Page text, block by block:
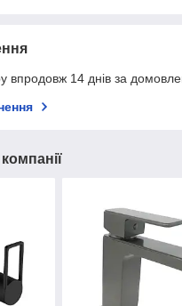
впродовж 14 днів за